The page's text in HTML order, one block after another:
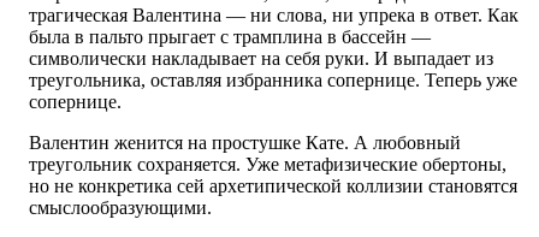
трагическая Валентина — ни слова, ни упрека в ответ. Как
была в пальто прыгает с трамплина в бассейн —
символически накладывает на себя руки. И выпадает из
треугольника, оставляя избранника сопернице. Теперь уже
сопернице.
Валентин женится на простушке Кате. А любовный
треугольник сохраняется. Уже метафизические обертоны,
но не конкретика сей архетипической коллизии становятся
смыслообразующими.